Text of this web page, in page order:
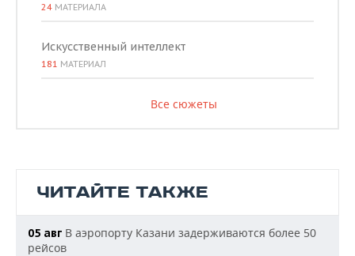
24 МАТЕРИАЛА
Искусственный интеллект
181 МАТЕРИАЛ
Все сюжеты
ЧИТАЙТЕ ТАКЖЕ
05 авг В аэропорту Казани задерживаются более 50
рейсов